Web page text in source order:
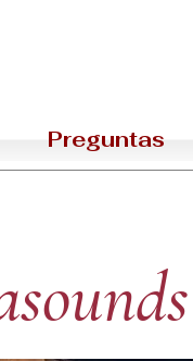
Preguntas